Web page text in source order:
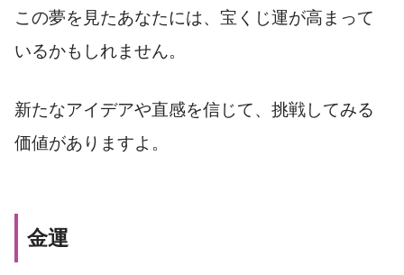
この夢を見たあなたには、宝くじ運が高まって
いるかもしれません。
新たなアイデアや直感を信じて、挑戦してみる
価値がありますよ。
金運